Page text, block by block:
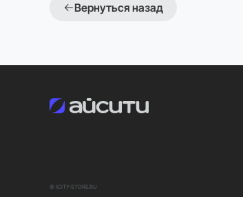
Вернуться назад
© ICITY-STORE.RU